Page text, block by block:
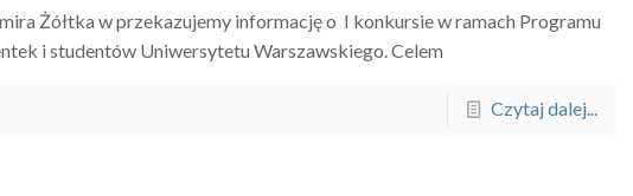
Żółtka w przekazujemy informację o I konkursie w ramach Programu
i studentów Uniwersytetu Warszawskiego. Celem
Czytaj dalej...